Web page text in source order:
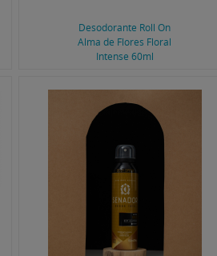
Desodorante Roll On
Alma de Flores Floral
Intense 60ml